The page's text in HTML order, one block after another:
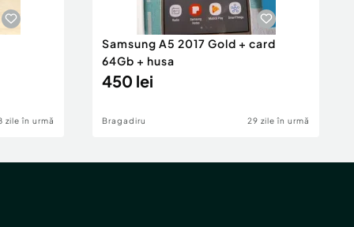
zile în urmă
Samsung A5 2017 Gold + card
64Gb + husa
450 lei
Bragadiru 29 zile în urmă